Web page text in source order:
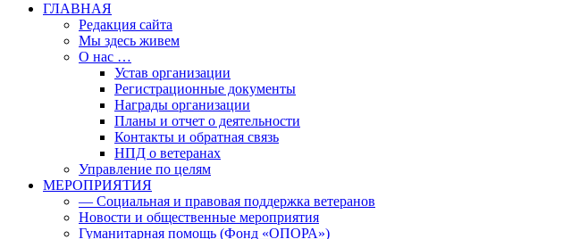
ГЛАВНАЯ
Редакция сайта
Мы здесь живем
О нас …
Устав организации
Регистрационные документы
Награды организации
Планы и отчет о деятельности
Контакты и обратная связь
НПД о ветеранах
Управление по целям
МЕРОПРИЯТИЯ
— Социальная и правовая поддержка ветеранов
Новости и общественные мероприятия
Гуманитарная помощь (Фонд «ОПОРА»)